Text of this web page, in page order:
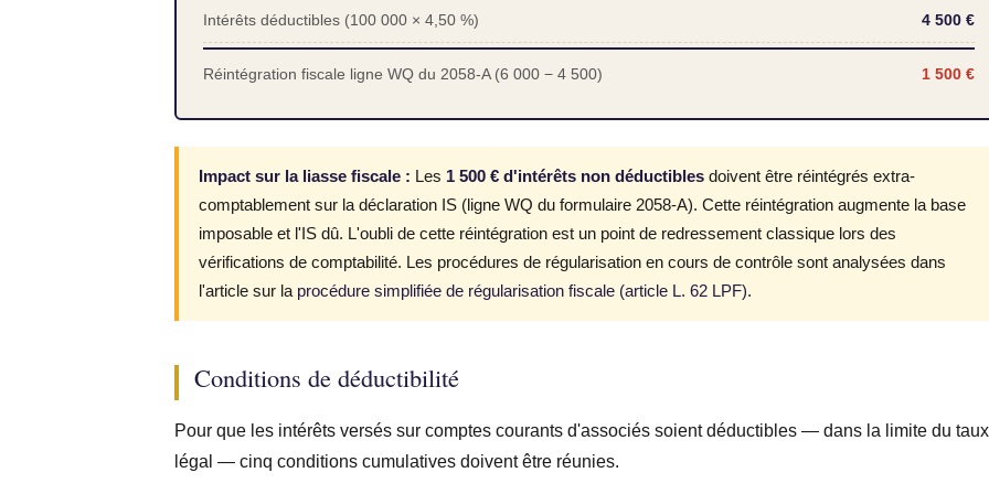
Intérêts déductibles (100 000 × 4,50 %) 4 500 €
Réintégration fiscale ligne WQ du 2058-A (6 000 − 4 500) 1 500 €
Impact sur la liasse fiscale : Les 1 500 € d'intérêts non déductibles doivent être réintégrés extra-
comptablement sur la déclaration IS (ligne WQ du formulaire 2058-A). Cette réintégration augmente la base
imposable et l'IS dû. L'oubli de cette réintégration est un point de redressement classique lors des
vérifications de comptabilité. Les procédures de régularisation en cours de contrôle sont analysées dans
l'article sur la procédure simplifiée de régularisation fiscale (article L. 62 LPF).
Conditions de déductibilité
Pour que les intérêts versés sur comptes courants d'associés soient déductibles — dans la limite du taux
légal — cinq conditions cumulatives doivent être réunies.